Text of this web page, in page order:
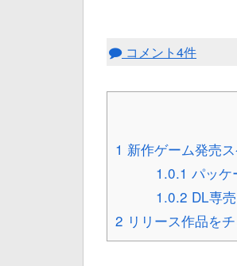
コメント4件
1 新作ゲーム発売
1.0.1 パッケ
1.0.2 DL専売
2 リリース作品を